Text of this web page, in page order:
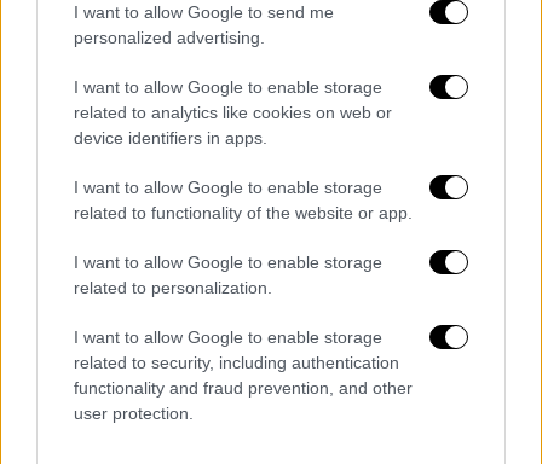
I want to allow Google to send me
personalized advertising.
I want to allow Google to enable storage
related to analytics like cookies on web or
device identifiers in apps.
I want to allow Google to enable storage
related to functionality of the website or app.
I want to allow Google to enable storage
related to personalization.
I want to allow Google to enable storage
related to security, including authentication
functionality and fraud prevention, and other
user protection.
Αποσύρθηκε από την Εθνική ο
Τζαβέλλας - «15 χρόνια αγώνας με
κορυφαίες στιγμές»
Η αποχαιρετιστήρια ανάρτηση